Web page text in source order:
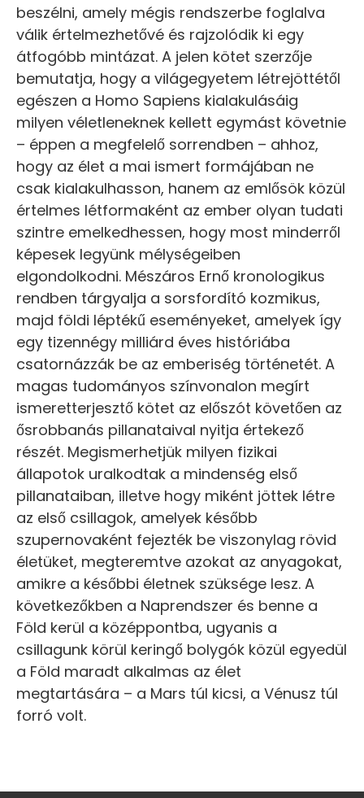
beszélni, amely mégis rendszerbe foglalva
válik értelmezhetővé és rajzolódik ki egy
átfogóbb mintázat. A jelen kötet szerzője
bemutatja, hogy a világegyetem létrejöttétől
egészen a Homo Sapiens kialakulásáig
milyen véletleneknek kellett egymást követnie
– éppen a megfelelő sorrendben – ahhoz,
hogy az élet a mai ismert formájában ne
csak kialakulhasson, hanem az emlősök közül
értelmes létformaként az ember olyan tudati
szintre emelkedhessen, hogy most minderről
képesek legyünk mélységeiben
elgondolkodni. Mészáros Ernő kronologikus
rendben tárgyalja a sorsfordító kozmikus,
majd földi léptékű eseményeket, amelyek így
egy tizennégy milliárd éves históriába
csatornázzák be az emberiség történetét. A
magas tudományos színvonalon megírt
ismeretterjesztő kötet az előszót követően az
ősrobbanás pillanataival nyitja értekező
részét. Megismerhetjük milyen fizikai
állapotok uralkodtak a mindenség első
pillanataiban, illetve hogy miként jöttek létre
az első csillagok, amelyek később
szupernovaként fejezték be viszonylag rövid
életüket, megteremtve azokat az anyagokat,
amikre a későbbi életnek szüksége lesz. A
következőkben a Naprendszer és benne a
Föld kerül a középpontba, ugyanis a
csillagunk körül keringő bolygók közül egyedül
a Föld maradt alkalmas az élet
megtartására – a Mars túl kicsi, a Vénusz túl
forró volt.